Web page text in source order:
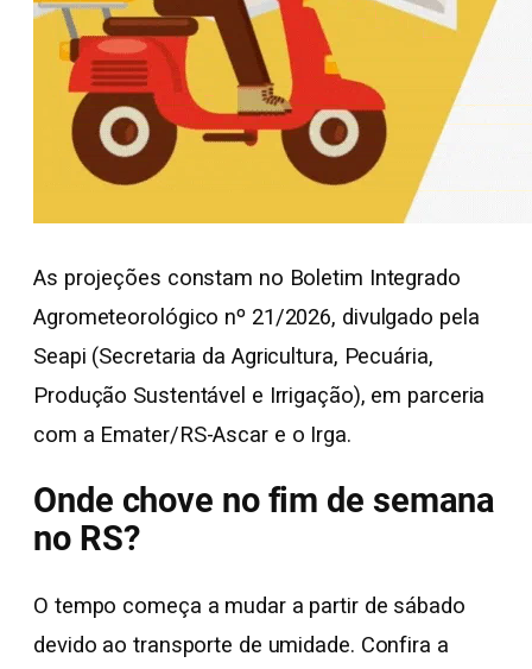
As projeções constam no Boletim Integrado
Agrometeorológico nº 21/2026, divulgado pela
Seapi (Secretaria da Agricultura, Pecuária,
Produção Sustentável e Irrigação), em parceria
com a Emater/RS-Ascar e o Irga.
Onde chove no fim de semana
no RS?
O tempo começa a mudar a partir de sábado
devido ao transporte de umidade. Confira a